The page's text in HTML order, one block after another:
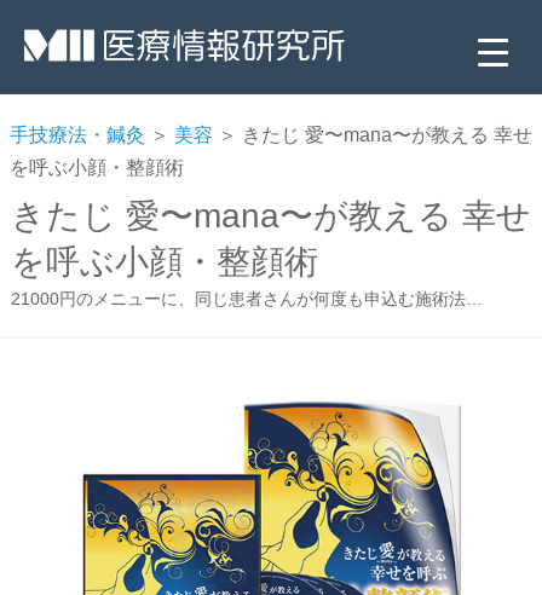
手技療法・鍼灸 ＞ 美容 ＞ きたじ 愛〜mana〜が教える 幸せ
を呼ぶ小顔・整顔術
きたじ 愛〜mana〜が教える 幸せ
を呼ぶ小顔・整顔術
21000円のメニューに、同じ患者さんが何度も申込む施術法…